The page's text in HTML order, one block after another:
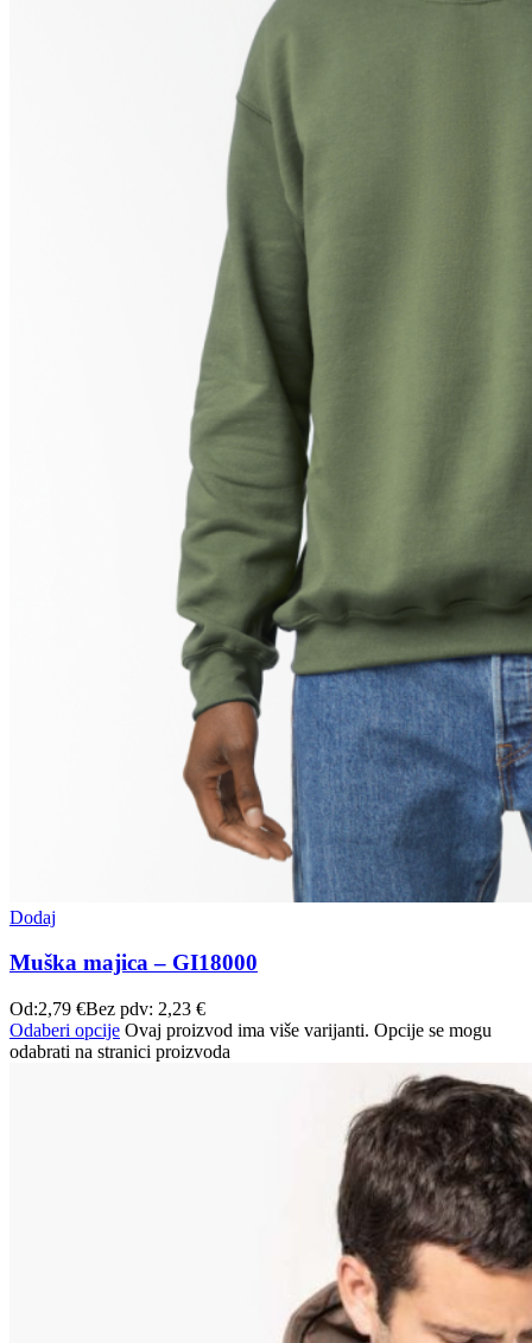
Dodaj
Muška majica – GI18000
Od:2,79 €Bez pdv: 2,23 €
Odaberi opcije Ovaj proizvod ima više varijanti. Opcije se mogu
odabrati na stranici proizvoda